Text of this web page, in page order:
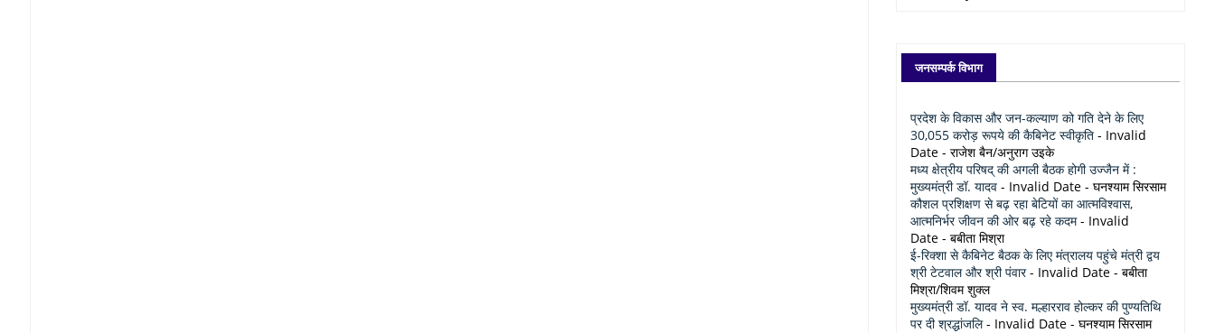
जनसम्पर्क विभाग
प्रदेश के विकास और जन-कल्याण को गति देने के लिए
30,055 करोड़ रूपये की कैबिनेट स्वीकृति - Invalid
Date - राजेश बैन/अनुराग उइके
मध्य क्षेत्रीय परिषद् की अगली बैठक होगी उज्जैन में :
मुख्यमंत्री डॉ. यादव - Invalid Date - घनश्याम सिरसाम
कौशल प्रशिक्षण से बढ़ रहा बेटियों का आत्मविश्वास,
आत्मनिर्भर जीवन की ओर बढ़ रहे कदम- Invalid
Date - बबीता मिश्रा
ई-रिक्शा से कैबिनेट बैठक के लिए मंत्रालय पहुंचे मंत्री द्वय
श्री टेटवाल और श्री पंवार- Invalid Date - बबीता
मिश्रा/शिवम शुक्ल
मुख्यमंत्री डॉ. यादव ने स्व. मल्हारराव होल्कर की पुण्यतिथि
पर दी श्रद्धांजलि- Invalid Date - घनश्याम सिरसाम